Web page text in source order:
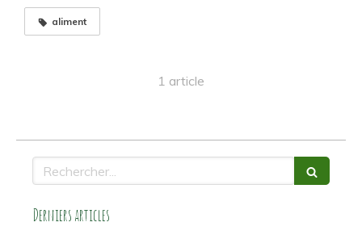
aliment
1 article
Rechercher
Derniers articles